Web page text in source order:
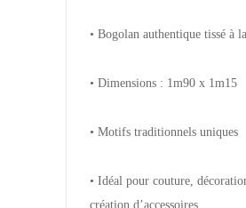
• Bogolan authentique tissé à
• Dimensions : 1m90 x 1m15
• Motifs traditionnels uniques
• Idéal pour couture,
création d’accessoires